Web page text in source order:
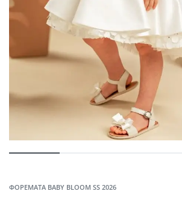
ΦΟΡΈΜΑΤΑ BABY BLOOM SS 2026